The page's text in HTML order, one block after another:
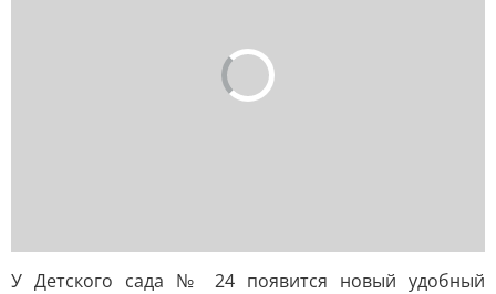
У Детского сада № 24 появится новый удобный